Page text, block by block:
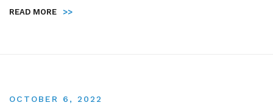
READ MORE >>
OCTOBER 6, 2022